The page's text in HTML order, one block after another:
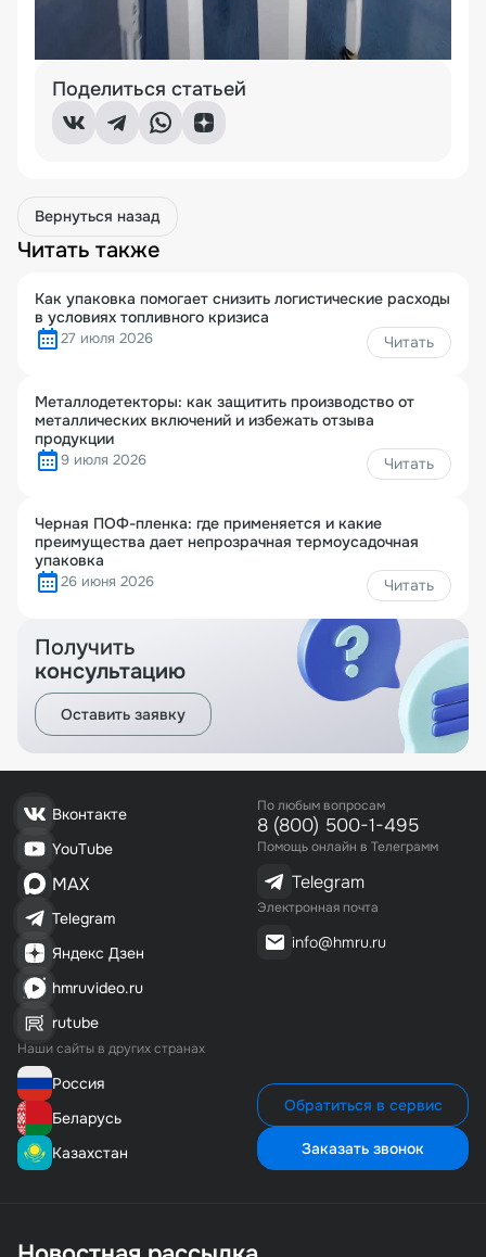
Поделиться статьей
Вернуться назад
Читать также
Как упаковка помогает снизить логистические расходы
в условиях топливного кризиса
27 июля 2026 Читать
Металлодетекторы: как защитить производство от
металлических включений и избежать отзыва
продукции
9 июля 2026 Читать
Черная ПОФ-пленка: где применяется и какие
преимущества дает непрозрачная термоусадочная
упаковка
26 июня 2026 Читать
Получить
консультацию
Оставить заявку
Вконтакте
YouTube
MAX
Telegram
Яндекс Дзен
hmruvideo.ru
rutube
Наши сайты в других странах
Россия
Беларусь
Казахстан
По любым вопросам
8 (800) 500-1-495
Помощь онлайн в Телеграмм
Telegram
Электронная почта
info@hmru.ru
Обратиться в сервис
Заказать звонок